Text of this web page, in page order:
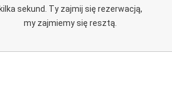
kilka sekund. Ty zajmij się rezerwacją,
my zajmiemy się resztą.